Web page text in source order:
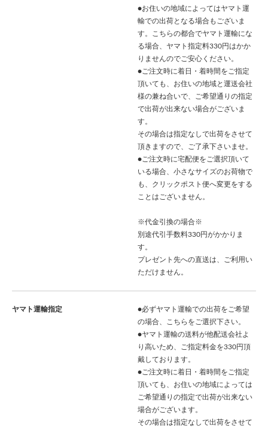
●お住いの地域によってはヤマト運
輸での出荷となる場合もございま
す。こちらの都合でヤマト運輸にな
る場合、ヤマト指定料330円はかか
りませんのでご安心ください。
●ご注文時に着日・着時間をご指定
頂いても、お住いの地域と運送会社
様の兼ね合いで、ご希望通りの指定
で出荷が出来ない場合がございま
す。
その場合は指定なしで出荷をさせて
頂きますので、ご了承下さいませ。
●ご注文時に宅配便をご選択頂いて
いる場合、小さなサイズのお荷物で
も、クリックポスト便へ変更をする
ことはございません。
※代金引換の場合※
別途代引手数料330円がかかりま
す。
プレゼント先への直送は、ご利用い
ただけません。
ヤマト運輸指定
●必ずヤマト運輸での出荷をご希望
の場合、こちらをご選択下さい。
●ヤマト運輸の送料が他配送会社よ
り高いため、ご指定料金を330円頂
戴しております。
●ご注文時に着日・着時間をご指定
頂いても、お住いの地域によっては
ご希望通りの指定で出荷が出来ない
場合がございます。
その場合は指定なしで出荷をさせて